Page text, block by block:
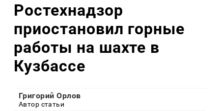
Ростехнадзор
приостановил горные
работы на шахте в
Кузбассе
Григорий Орлов
Автор статьи